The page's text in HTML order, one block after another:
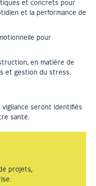
et concrets pour
et la performance de
pour
en matière de
et gestion du stress.
seront identifiés
santé.
projets,